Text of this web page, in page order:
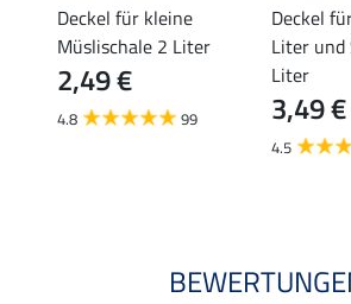
Deckel für kleine
Müslischale 2 Liter
2,49 €
4.8 99
Deckel
Liter und
Liter
3,49 €
4.5